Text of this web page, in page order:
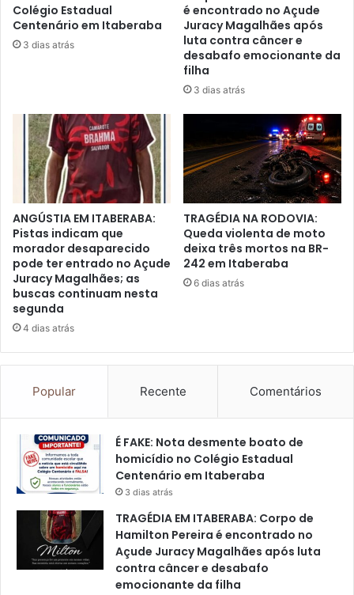
Colégio Estadual
Centenário em Itaberaba
3 dias atrás
é encontrado no Açude
Juracy Magalhães após
luta contra câncer e
desabafo emocionante da
filha
3 dias atrás
ANGÚSTIA EM ITABERABA:
Pistas indicam que
morador desaparecido
pode ter entrado no Açude
Juracy Magalhães; as
buscas continuam nesta
segunda
4 dias atrás
TRAGÉDIA NA RODOVIA:
Queda violenta de moto
deixa três mortos na BR-
242 em Itaberaba
6 dias atrás
Popular Recente Comentários
É FAKE: Nota desmente boato de
homicídio no Colégio Estadual
Centenário em Itaberaba
3 dias atrás
TRAGÉDIA EM ITABERABA: Corpo de
Hamilton Pereira é encontrado no
Açude Juracy Magalhães após luta
contra câncer e desabafo
emocionante da filha